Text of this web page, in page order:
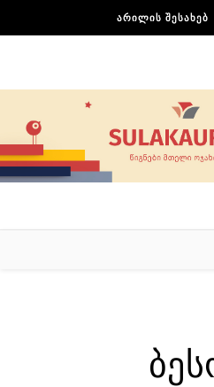
ᲐᲠᲘᲚᲘᲡ ᲨᲔᲡᲐᲮᲔᲑ